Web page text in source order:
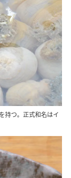
持つ。正式和名はイ